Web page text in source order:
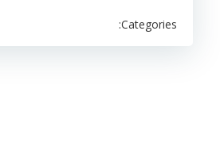
Categories: